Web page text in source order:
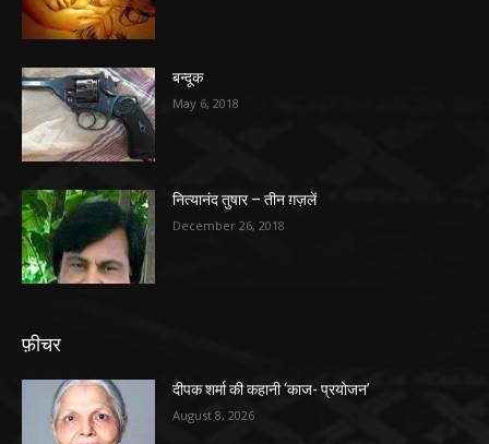
बन्दूक
May 6, 2018
नित्यानंद तुषार – तीन ग़ज़लें
December 26, 2018
फ़ीचर
दीपक शर्मा की कहानी ‘काज- प्रयोजन’
August 8, 2026